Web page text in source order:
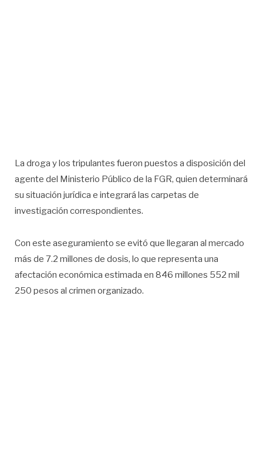
La droga y los tripulantes fueron puestos a disposición del
agente del Ministerio Público de la FGR, quien determinará
su situación jurídica e integrará las carpetas de
investigación correspondientes.
Con este aseguramiento se evitó que llegaran al mercado
más de 7.2 millones de dosis, lo que representa una
afectación económica estimada en 846 millones 552 mil
250 pesos al crimen organizado.